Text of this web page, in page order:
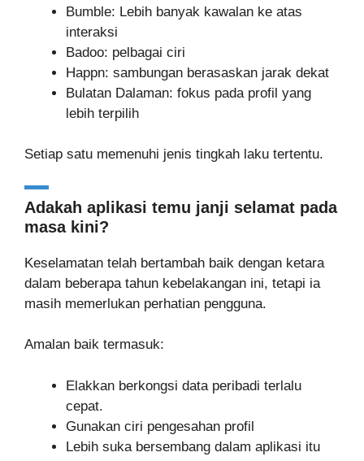
Bumble: Lebih banyak kawalan ke atas
interaksi
Badoo: pelbagai ciri
Happn: sambungan berasaskan jarak dekat
Bulatan Dalaman: fokus pada profil yang
lebih terpilih
Setiap satu memenuhi jenis tingkah laku tertentu.
Adakah aplikasi temu janji selamat pada
masa kini?
Keselamatan telah bertambah baik dengan ketara
dalam beberapa tahun kebelakangan ini, tetapi ia
masih memerlukan perhatian pengguna.
Amalan baik termasuk:
Elakkan berkongsi data peribadi terlalu
cepat.
Gunakan ciri pengesahan profil
Lebih suka bersembang dalam aplikasi itu